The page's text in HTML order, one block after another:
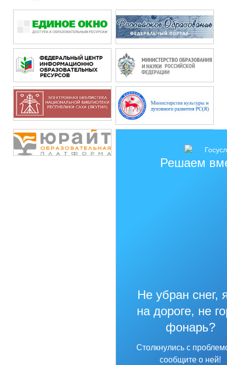
Решаем
Не убран снег,
на дороге, не
фонарь?
Столкнулись с
сообщите о ней!